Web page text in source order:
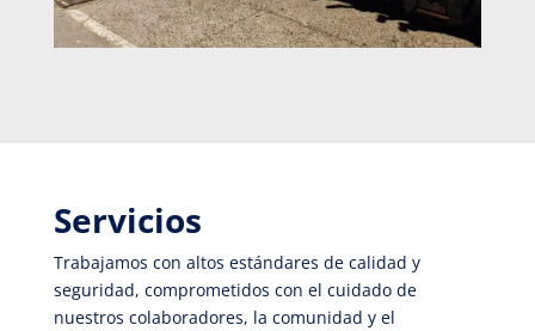
Servicios
Trabajamos con altos estándares de calidad y
seguridad, comprometidos con el cuidado de
nuestros colaboradores, la comunidad y el